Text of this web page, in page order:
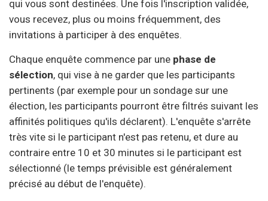
qui vous sont destinées. Une fois l'inscription validée,
vous recevez, plus ou moins fréquemment, des
invitations à participer à des enquêtes.
Chaque enquête commence par une phase de
sélection, qui vise à ne garder que les participants
pertinents (par exemple pour un sondage sur une
élection, les participants pourront être filtrés suivant les
affinités politiques qu'ils déclarent). L'enquête s'arrête
très vite si le participant n'est pas retenu, et dure au
contraire entre 10 et 30 minutes si le participant est
sélectionné (le temps prévisible est généralement
précisé au début de l'enquête).